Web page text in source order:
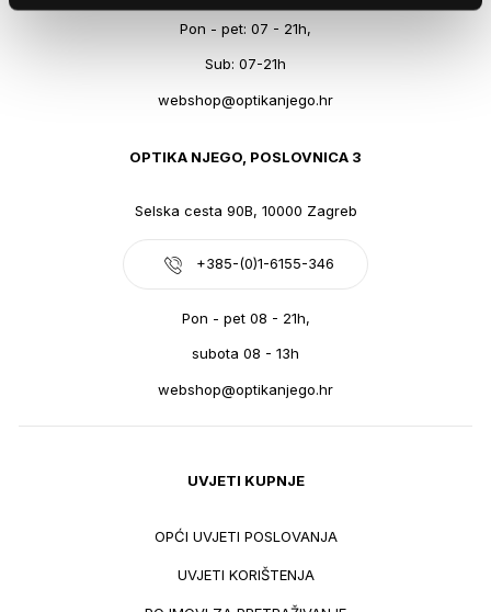
Pon - pet: 07 - 21h,
Sub: 07-21h
webshop@optikanjego.hr
OPTIKA NJEGO, POSLOVNICA 3
Selska cesta 90B, 10000 Zagreb
+385-(0)1-6155-346
Pon - pet 08 - 21h,
subota 08 - 13h
webshop@optikanjego.hr
UVJETI KUPNJE
OPĆI UVJETI POSLOVANJA
UVJETI KORIŠTENJA